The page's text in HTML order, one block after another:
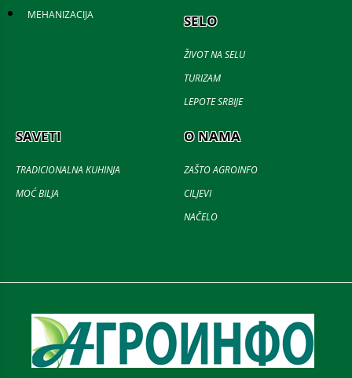
MEHANIZACIJA SELO
ŽIVOT NA SELU
TURIZAM
LEPOTE SRBIJE
SAVETI
TRADICIONALNA KUHINJA
MOĆ BILJA
O NAMA
ZAŠTO AGROINFO
CILJEVI
NAČELO